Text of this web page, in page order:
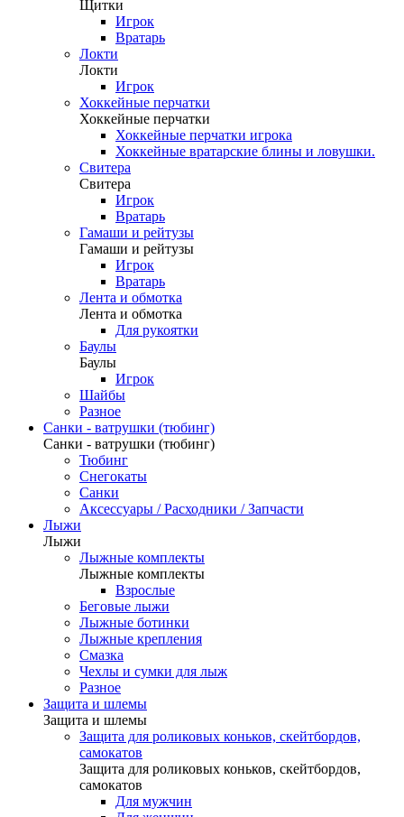
Щитки
Игрок
Вратарь
Локти
Локти
Игрок
Хоккейные перчатки
Хоккейные перчатки
Хоккейные перчатки игрока
Хоккейные вратарские блины и ловушки.
Свитера
Свитера
Игрок
Вратарь
Гамаши и рейтузы
Гамаши и рейтузы
Игрок
Вратарь
Лента и обмотка
Лента и обмотка
Для рукоятки
Баулы
Баулы
Игрок
Шайбы
Разное
Санки - ватрушки (тюбинг)
Санки - ватрушки (тюбинг)
Тюбинг
Снегокаты
Санки
Аксессуары / Расходники / Запчасти
Лыжи
Лыжи
Лыжные комплекты
Лыжные комплекты
Взрослые
Беговые лыжи
Лыжные ботинки
Лыжные крепления
Смазка
Чехлы и сумки для лыж
Разное
Защита и шлемы
Защита и шлемы
Защита для роликовых коньков, скейтбордов,
самокатов
Защита для роликовых коньков, скейтбордов,
самокатов
Для мужчин